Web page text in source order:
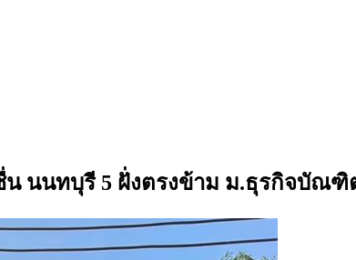
นนทบุรี 5 ฝั่งตรงข้าม ม.ธุรกิจบัณฑิต